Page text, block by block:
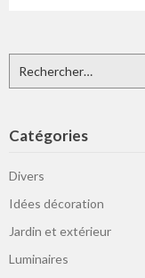
Catégories
Divers
Idées décoration
Jardin et extérieur
Luminaires